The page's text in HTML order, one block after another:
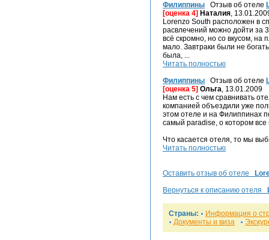
Филиппины Отзыв об отеле
[оценка 4] Наталия,
Lorenzo South расположен в
расвлечений можно дойти за
всё скромно, но со вкусом,
мало. Завтраки были не
была, ...
Читать полностью
Филиппины Отзыв об отеле
[оценка 5] Ольга, 13.01.2009
Нам есть с чем сравнивать
компанией объездили уже
этом отеле и на Филиппинах
самый paradise, о котором все
Что касается отеля, то мы
Читать полностью
Оставить отзыв об отеле
Вернуться к описанию отеля
Страны:
Информация о
Документы и виза